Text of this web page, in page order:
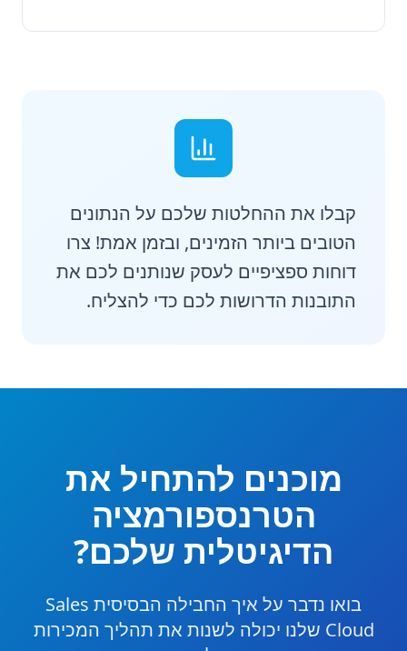
קבלו את ההחלטות שלכם על הנתונים
הטובים ביותר הזמינים, ובזמן אמת! צרו
דוחות ספציפיים לעסק שנותנים לכם את
התובנות הדרושות לכם כדי להצליח.
מוכנים להתחיל את
הטרנספורמציה
הדיגיטלית שלכם?
בואו נדבר על איך החבילה הבסיסית Sales
Cloud שלנו יכולה לשנות את תהליך המכירות